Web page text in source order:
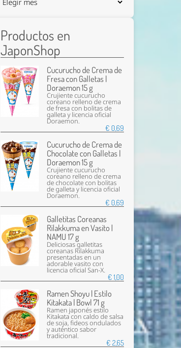
Productos en
JaponShop
Cucurucho de Crema de
Fresa con Galletas |
Doraemon 15 g
Crujiente cucurucho
coreano relleno de crema
de fresa con bolitas de
galleta y licencia oficial
Doraemon.
€ 0,69
Cucurucho de Crema de
Chocolate con Galletas |
Doraemon 15 g
Crujiente cucurucho
coreano relleno de crema
de chocolate con bolitas
de galleta y licencia oficial
Doraemon.
€ 0,69
Galletitas Coreanas
Rilakkuma en Vasito |
NAMU 17 g
Deliciosas galletitas
coreanas Rilakkuma
presentadas en un
adorable vasito con
licencia oficial San-X.
€ 1,00
Ramen Shoyu | Estilo
Kitakata | Bowl 71 g
Ramen japonés estilo
Kitakata con caldo de salsa
de soja, fideos ondulados
y auténtico sabor
tradicional.
€ 2,65